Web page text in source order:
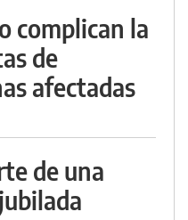
complican la
de
afectadas
de una